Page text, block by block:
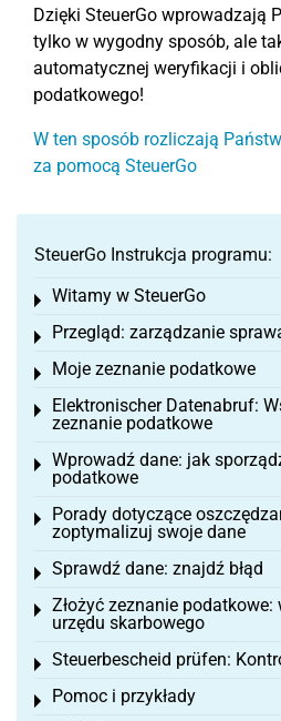
Dzięki SteuerGo wprowadzają
tylko w wygodny sposób, ale
automatycznej weryfikacji i
podatkowego!
W ten sposób rozliczają
za pomocą SteuerGo
SteuerGo Instrukcja programu:
Witamy w SteuerGo
Toggle menu
Przegląd: zarządzanie
Toggle menu
Moje zeznanie podatkowe
Toggle menu
Elektronischer Datenabruf:
zeznanie podatkowe
Toggle menu
Wprowadź dane: jak
podatkowe
Toggle menu
Porady dotyczące
zoptymalizuj swoje dane
Toggle menu
Sprawdź dane: znajdź błąd
Toggle menu
Złożyć zeznanie podatkowe:
urzędu skarbowego
Toggle menu
Steuerbescheid prüfen:
Toggle menu
Pomoc i przykłady
Toggle menu